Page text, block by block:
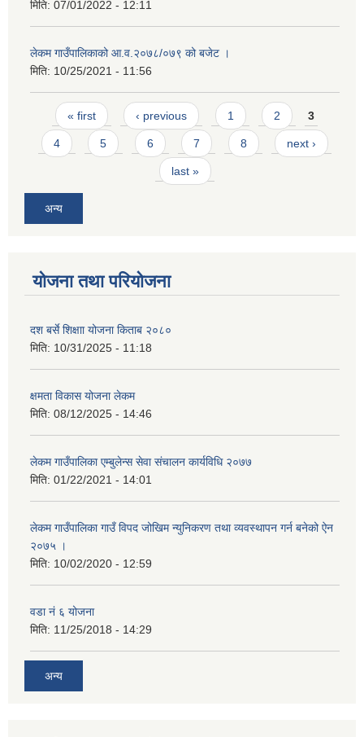
मिति: 07/01/2022 - 12:11
लेकम गाउँपालिकाको आ.व.२०७८/०७९ को बजेट ।
मिति: 10/25/2021 - 11:56
Pages
« first ‹ previous 1 2 3
4 5 6 7 8 next ›
last »
अन्य
योजना तथा परियोजना
दश बर्से शिक्षाा योजना किताब २०८०
मिति: 10/31/2025 - 11:18
क्षमता विकास योजना लेकम
मिति: 08/12/2025 - 14:46
लेकम गाउँपालिका एम्बुलेन्स सेवा संचालन कार्यविधि २०७७
मिति: 01/22/2021 - 14:01
लेकम गाउँपालिका गाउँ विपद जोखिम न्युनिकरण तथा व्यवस्थापन गर्न बनेको ऐन
२०७५ ।
मिति: 10/02/2020 - 12:59
वडा नं ६ योजना
मिति: 11/25/2018 - 14:29
अन्य